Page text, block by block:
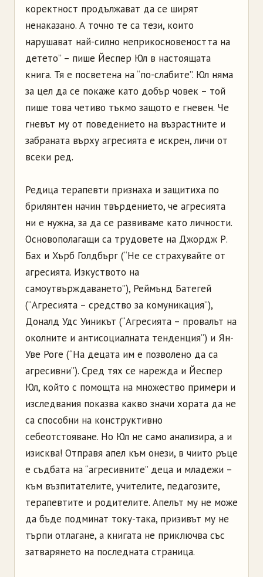
коректност продължават да се ширят
ненаказано. А точно те са тези, които
нарушават най-силно неприкосновеността на
детето” – пише Йеспер Юл в настоящата
книга. Тя е посветена на “по-слабите”. Юл няма
за цел да се покаже като добър човек – той
пише това четиво тъкмо защото е гневен. Че
гневът му от поведението на възрастните и
забраната върху агресията е искрен, личи от
всеки ред.
Редица терапевти признаха и защитиха по
брилянтен начин твърдението, че агресията
ни е нужна, за да се развиваме като личности.
Основополагащи са трудовете на Джордж Р.
Бах и Хърб Голдбърг (“Не се страхувайте от
агресията. Изкуството на
самоутвърждаването”), Реймънд Батегей
(“Агресията – средство за комуникация”),
Доналд Удс Уиникът (“Агресията – провалът на
околните и антисоциалната тенденция”) и Ян-
Уве Роге (“На децата им е позволено да са
агресивни”). Сред тях се нарежда и Йеспер
Юл, който с помощта на множество примери и
изследвания показва какво значи хората да не
са способни на конструктивно
себеотстояване. Но Юл не само анализира, а и
изисква! Отправя апел към онези, в чиито ръце
е съдбата на “агресивните” деца и младежи –
към възпитателите, учителите, педагозите,
терапевтите и родителите. Апелът му не може
да бъде подминат току-така, призивът му не
търпи отлагане, а книгата не приключва със
затварянето на последната страница.